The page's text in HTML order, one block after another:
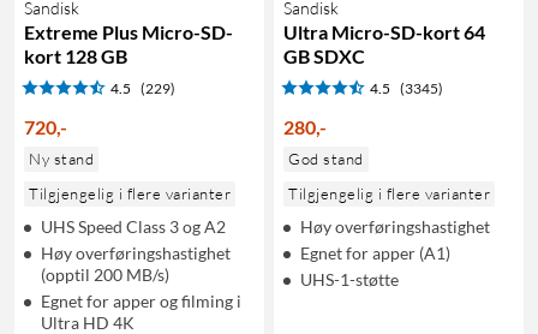
Sandisk
Extreme Plus Micro-SD-
kort 128 GB
4.5 (229)
720,-
Ny stand
Tilgjengelig i flere varianter
UHS Speed Class 3 og A2
Høy overføringshastighet
(opptil 200 MB/s)
Egnet for apper og filming i
Ultra HD 4K
Sandisk
Ultra Micro-SD-kort 64
GB SDXC
4.5 (3345)
280,-
God stand
Tilgjengelig i flere varianter
Høy overføringshastighet
Egnet for apper (A1)
UHS-1-støtte